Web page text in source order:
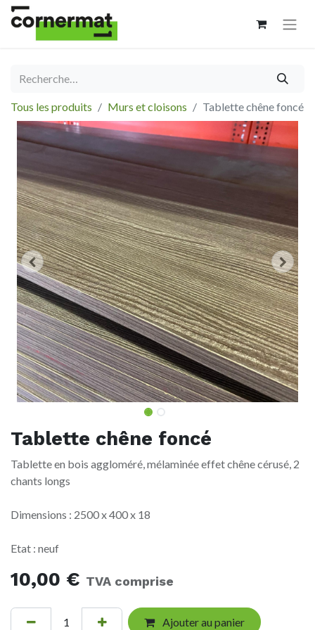
Tous les produits Murs et cloisons Tablette chêne foncé
Tablette chêne foncé
Tablette en bois aggloméré, mélaminée effet chêne cérusé, 2
chants longs
Dimensions : 2500 x 400 x 18
Etat : neuf
10,00 € TVA comprise
Ajouter au panier